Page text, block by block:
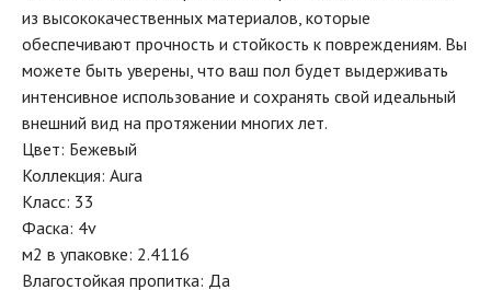
из высококачественных материалов, которые
обеспечивают прочность и стойкость к повреждениям. Вы
можете быть уверены, что ваш пол будет выдерживать
интенсивное использование и сохранять свой идеальный
внешний вид на протяжении многих лет.
Цвет: Бежевый
Коллекция: Aura
Класс: 33
Фаска: 4v
м2 в упаковке: 2.4116
Влагостойкая пропитка: Да